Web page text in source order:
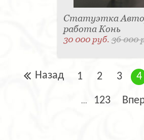
Статуэтка
работа Конь
30 000 руб.36 000
Назад 1 2 3 4
... 123